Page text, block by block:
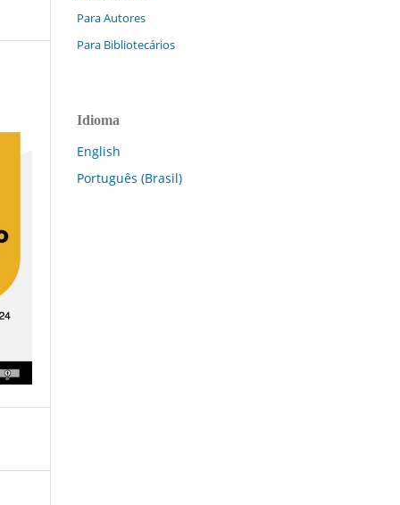
Para Autores
Para Bibliotecários
Idioma
English
Português (Brasil)